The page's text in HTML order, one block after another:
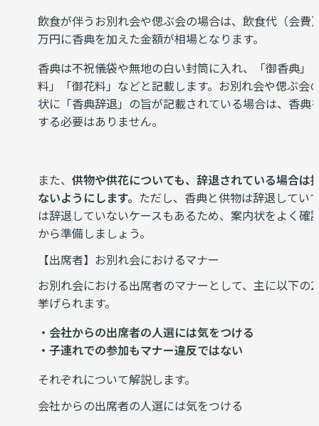
飲食が伴うお別れ会や偲ぶ会の場合は、飲食代（会費
万円に香典を加えた金額が相場となります。
香典は不祝儀袋や無地の白い封筒に入れ、「御香典」
料」「御花料」などと記載します。お別れ会や偲ぶ会
状に「香典辞退」の旨が記載されている場合は、香典
する必要はありません。
また、 供物や供花についても、辞退されている場合は
ないようにします。 ただし、香典と供物は辞退してい
は辞退していないケースもあるため、案内状をよく確
から準備しましょう。
【出席者】お別れ会におけるマナー
お別れ会における出席者のマナーとして、主に以下の
挙げられます。
・会社からの出席者の人選には気をつける
・子連れでの参加もマナー違反ではない
それぞれについて解説します。
会社からの出席者の人選には気をつける